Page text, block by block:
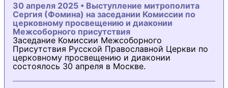
30 апреля 2025 • Выступление митрополита
Сергия (Фомина) на заседании Комиссии по
церковному просвещению и диаконии
Межсоборного присутствия
Заседание Комиссии Межсоборного
Присутствия Русской Православной Церкви по
церковному просвещению и диаконии
состоялось 30 апреля в Москве.